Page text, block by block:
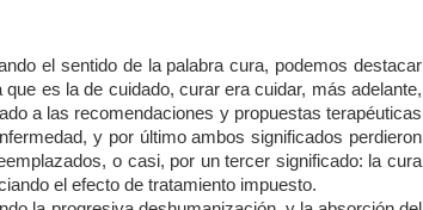
el sentido de la palabra cura, podemos destacar
es la de cuidado, curar era cuidar, más adelante,
a las recomendaciones y propuestas terapéuticas
y por último ambos significados perdieron
o casi, por un tercer significado: la cura
el efecto de tratamiento impuesto.